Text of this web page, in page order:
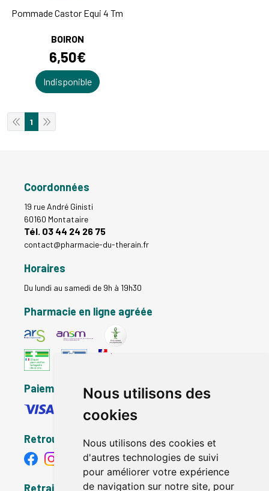
Nous utilisons des
cookies
Nous utilisons des cookies et
d'autres technologies de suivi
pour améliorer votre expérience
de navigation sur notre site, pour
Pommade Castor Equi 4 Tm
BOIRON
6,50€
Indisponible
1
Coordonnées
19 rue André Ginisti
60160 Montataire
Tél. 03 44 24 26 75
contact@pharmacie-du-therain.fr
Horaires
Du lundi au samedi de 9h à 19h30
Pharmacie en ligne agréée
Paiement sécurisé
Retrouvez-nous
Retrait - Livraison